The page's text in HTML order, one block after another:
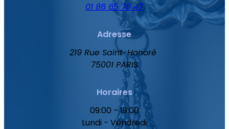
01 86 65 78 47
Adresse
219 Rue Saint-Honoré
75001 PARIS
Horaires
09:00 - 19:00
Lundi - Vendredi